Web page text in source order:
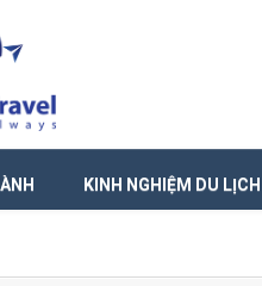
KINH NGHIỆM DU LỊCH